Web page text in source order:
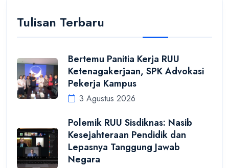
Tulisan Terbaru
Bertemu Panitia Kerja RUU
Ketenagakerjaan, SPK Advokasi
Pekerja Kampus
3 Agustus 2026
Polemik RUU Sisdiknas: Nasib
Kesejahteraan Pendidik dan
Lepasnya Tanggung Jawab
Negara